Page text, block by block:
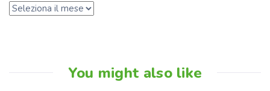
You might also like